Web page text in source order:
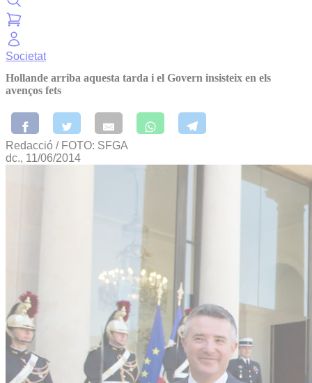
Societat
Hollande arriba aquesta tarda i el Govern insisteix en els
avenços fets
Redacció / FOTO: SFGA
dc., 11/06/2014